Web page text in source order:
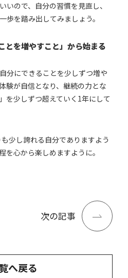
いので、自分の習慣を見直し、
歩を踏み出してみましょう。
とを増やすこと」から始まる
分にできることを少しずつ増や
験が自信となり、継続の力とな
を少しずつ超えていく1年にして
少し誇れる自分でありますよう
を心から楽しめますように。
次の記事
へ戻る